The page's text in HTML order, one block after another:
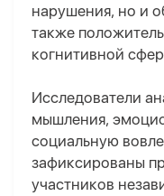
нарушения, но и
также
когнитивной
Исследователи
мышления,
социальную
зафиксированы
участников